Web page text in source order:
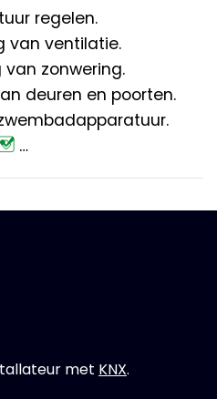
regelen.
van ventilatie.
zonwering.
deuren en poorten.
…
met KNX.